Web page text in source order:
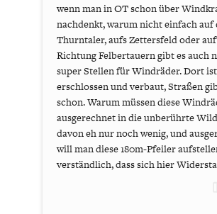
wenn man in OT schon über
nachdenkt, warum nicht einfach auf
Thurntaler, aufs Zettersfeld oder
Richtung Felbertauern gibt es auch
super Stellen für Windräder. Dort
erschlossen und verbaut, Straßen
schon. Warum müssen diese
ausgerechnet in die unberührte
davon eh nur noch wenig, und
will man diese 180m-Pfeiler
verständlich, dass sich hier